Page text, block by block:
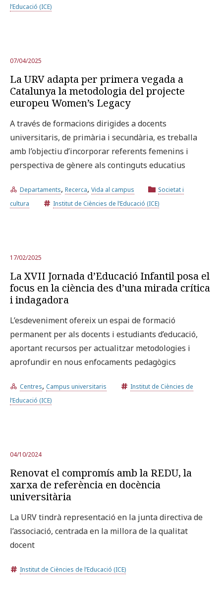
l’Educació (ICE)
07/04/2025
La URV adapta per primera vegada a
Catalunya la metodologia del projecte
europeu Women’s Legacy
A través de formacions dirigides a docents
universitaris, de primària i secundària, es treballa
amb l’objectiu d’incorporar referents femenins i
perspectiva de gènere als continguts educatius
Departaments, Recerca, Vida al campus
Societat i
cultura
Institut de Ciències de l’Educació (ICE)
17/02/2025
La XVII Jornada d’Educació Infantil posa el
focus en la ciència des d’una mirada crítica
i indagadora
L’esdeveniment ofereix un espai de formació
permanent per als docents i estudiants d’educació,
aportant recursos per actualitzar metodologies i
aprofundir en nous enfocaments pedagògics
Centres, Campus universitaris
Institut de Ciències de
l’Educació (ICE)
04/10/2024
Renovat el compromís amb la REDU, la
xarxa de referència en docència
universitària
La URV tindrà representació en la junta directiva de
l’associació, centrada en la millora de la qualitat
docent
Institut de Ciències de l’Educació (ICE)